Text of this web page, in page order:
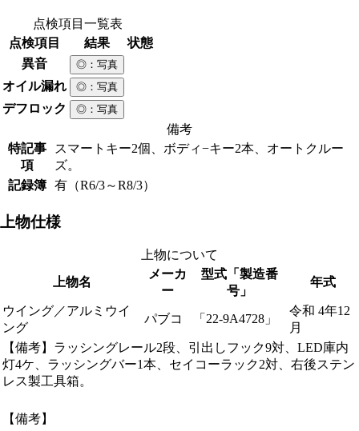
点検項目一覧表
点検項目
結果
状態
異音
◎ ：写真
オイル漏れ ◎ ：写真
デフロック ◎ ：写真
備考
特記事
項
スマートキー2個、ボディ−キー2本、オートクルー
ズ。
記録簿
有（R6/3～R8/3）
上物仕様
上物について
上物名
メーカ
ー
型式「製造番
号」
年式
ウイング／アルミウイ
ング
パブコ 「22-9A4728」
令和 4年12
月
【備考】ラッシングレール2段、引出しフック9対、LED庫内
灯4ケ、ラッシングバー1本、セイコーラック2対、右後ステン
レス製工具箱。
【備考】